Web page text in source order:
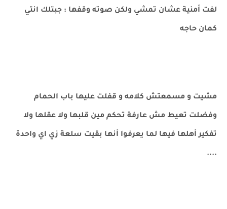
لفت أمنية عشان تمشي ولكن صوته وقفها : جبتلك انتي
كمان حاجه
مشيت و مسمعتش كلامه و قفلت عليها باب الحمام
وفضلت تعيط مش عارفة تحكم مين قلبها ولا عقلها ولا
تفكير أهلها فيها لما يعرفوا أنها بقيت سلعة زي اي واحدة
....